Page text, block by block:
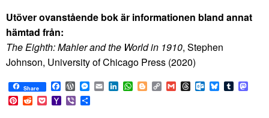
Utöver ovanstående bok är informationen bland annat
hämtad från:
The Eighth: Mahler and the World in 1910, Stephen
Johnson, University of Chicago Press (2020)
Share Facebook
WordPress
Messenger
EmailLinkedIn
WhatsApp
BloggerCopy
Link
GmailThreadsOutlook.com
BlueskyTumblr
Pinterest
RedditPocketYahoo
Mail
Viber